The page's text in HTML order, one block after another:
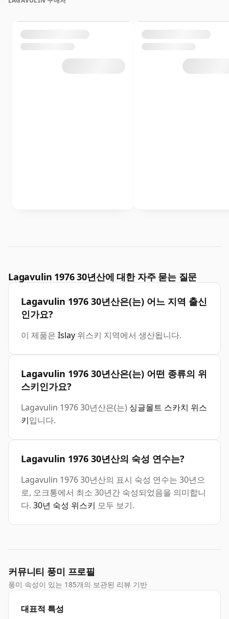
Lagavulin 1976 30년산에 대한 자주 묻는 질문
Lagavulin 1976 30년산은(는) 어느 지역 출신
인가요?
이 제품은 Islay 위스키 지역에서 생산됩니다.
Lagavulin 1976 30년산은(는) 어떤 종류의 위
스키인가요?
Lagavulin 1976 30년산은(는) 싱글몰트 스카치 위스
키입니다.
Lagavulin 1976 30년산의 숙성 연수는?
Lagavulin 1976 30년산의 표시 숙성 연수는 30년으
로, 오크통에서 최소 30년간 숙성되었음을 의미합니
다. 30년 숙성 위스키 모두 보기.
커뮤니티 풍미 프로필
풍미 속성이 있는 185개의 보관된 리뷰 기반
대표적 특성